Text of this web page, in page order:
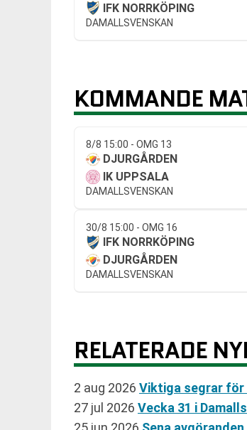
IFK NORRKÖPING
DAMALLSVENSKAN
KOMMANDE
8/8 15:00 - OMG 13
DJURGÅRDEN
IK UPPSALA
DAMALLSVENSKAN
30/8 15:00 - OMG 16
IFK NORRKÖPING
DJURGÅRDEN
DAMALLSVENSKAN
RELATERADE
2 aug 2026 Viktiga segrar för
27 jul 2026 Vecka 31 i